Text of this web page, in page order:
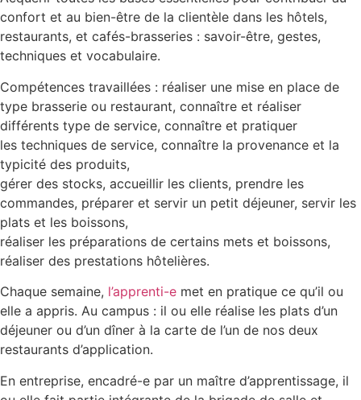
confort et au bien-être de la clientèle dans les hôtels,
restaurants, et cafés-brasseries : savoir-être, gestes,
techniques et vocabulaire.
Compétences travaillées : réaliser une mise en place de
type brasserie ou restaurant, connaître et réaliser
différents type de service, connaître et pratiquer
les techniques de service, connaître la provenance et la
typicité des produits,
gérer des stocks, accueillir les clients, prendre les
commandes, préparer et servir un petit déjeuner, servir les
plats et les boissons,
réaliser les préparations de certains mets et boissons,
réaliser des prestations hôtelières.
Chaque semaine, l’apprenti-e met en pratique ce qu’il ou
elle a appris. Au campus : il ou elle réalise les plats d’un
déjeuner ou d’un dîner à la carte de l’un de nos deux
restaurants d’application.
En entreprise, encadré-e par un maître d’apprentissage, il